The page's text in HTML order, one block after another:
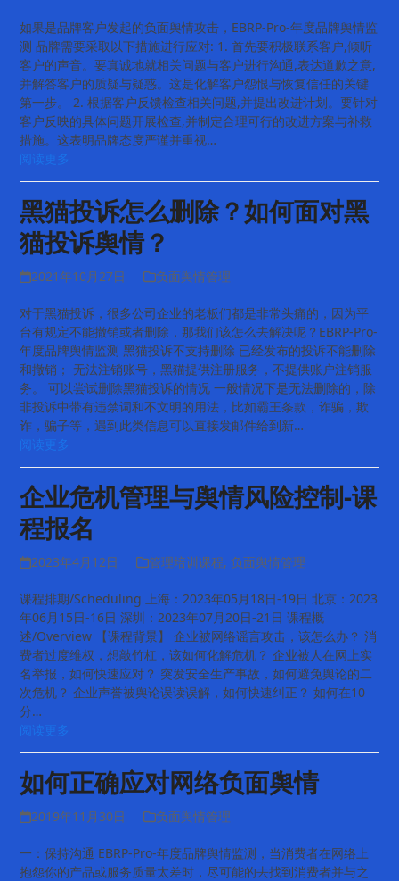
如果是品牌客户发起的负面舆情攻击，EBRP-Pro-年度品牌舆情监
测 品牌需要采取以下措施进行应对: 1. 首先要积极联系客户,倾听
客户的声音。要真诚地就相关问题与客户进行沟通,表达道歉之意,
并解答客户的质疑与疑惑。这是化解客户怨恨与恢复信任的关键
第一步。 2. 根据客户反馈检查相关问题,并提出改进计划。要针对
客户反映的具体问题开展检查,并制定合理可行的改进方案与补救
措施。这表明品牌态度严谨并重视…
阅读更多
黑猫投诉怎么删除？如何面对黑
猫投诉舆情？
2021年10月27日 负面舆情管理
对于黑猫投诉，很多公司企业的老板们都是非常头痛的，因为平
台有规定不能撤销或者删除，那我们该怎么去解决呢？EBRP-Pro-
年度品牌舆情监测 黑猫投诉不支持删除 已经发布的投诉不能删除
和撤销； 无法注销账号，黑猫提供注册服务，不提供账户注销服
务。 可以尝试删除黑猫投诉的情况 一般情况下是无法删除的，除
非投诉中带有违禁词和不文明的用法，比如霸王条款，诈骗，欺
诈，骗子等，遇到此类信息可以直接发邮件给到新…
阅读更多
企业危机管理与舆情风险控制-课
程报名
2023年4月12日 管理培训课程, 负面舆情管理
课程排期/Scheduling 上海：2023年05月18日-19日 北京：2023
年06月15日-16日 深圳：2023年07月20日-21日 课程概
述/Overview 【课程背景】 企业被网络谣言攻击，该怎么办？ 消
费者过度维权，想敲竹杠，该如何化解危机？ 企业被人在网上实
名举报，如何快速应对？ 突发安全生产事故，如何避免舆论的二
次危机？ 企业声誉被舆论误读误解，如何快速纠正？ 如何在10
分…
阅读更多
如何正确应对网络负面舆情
2019年11月30日 负面舆情管理
一：保持沟通 EBRP-Pro-年度品牌舆情监测，当消费者在网络上
抱怨你的产品或服务质量太差时，尽可能的去找到消费者并与之